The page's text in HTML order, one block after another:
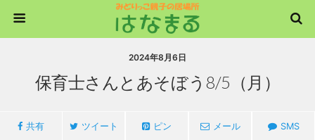
2024年8月6日
保育士さんとあそぼう8/5（月）
共有 ツイート ピン メール SMS